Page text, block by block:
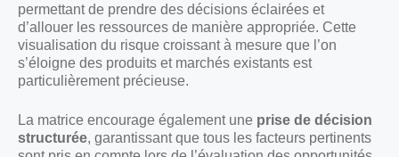
permettant de prendre des décisions éclairées et
d’allouer les ressources de manière appropriée. Cette
visualisation du risque croissant à mesure que l’on
s’éloigne des produits et marchés existants est
particulièrement précieuse.
La matrice encourage également une prise de décision
structurée, garantissant que tous les facteurs pertinents